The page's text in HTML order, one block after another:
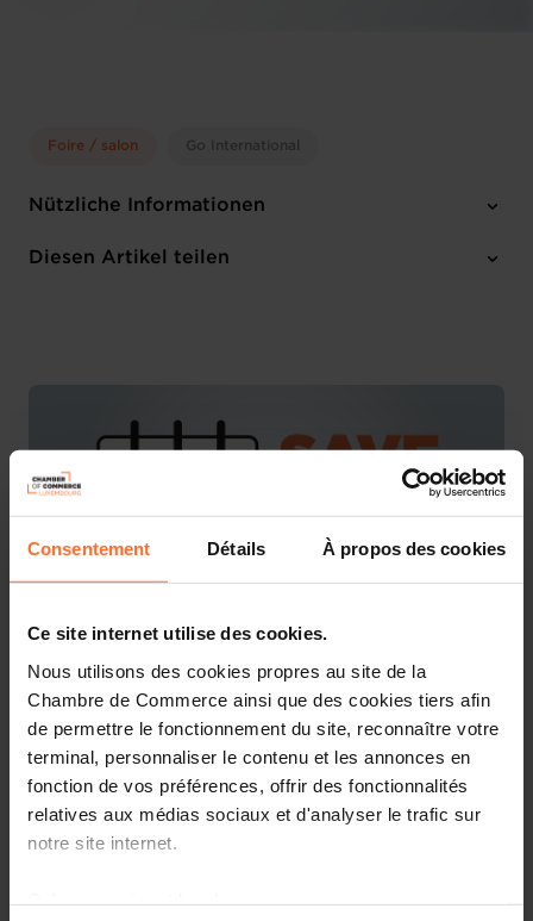
Consentement Détails À propos des cookies
Ce site internet utilise des cookies.
Nous utilisons des cookies propres au site de la
Chambre de Commerce ainsi que des cookies tiers afin
de permettre le fonctionnement du site, reconnaître votre
terminal, personnaliser le contenu et les annonces en
fonction de vos préférences, offrir des fonctionnalités
relatives aux médias sociaux et d'analyser le trafic sur
notre site internet.
Foire / salon Go International
Nützliche Informationen
Montag 6 Okt 2025
Diesen Artikel teilen
The Luxembourg Real Estate community is coming to
Luxembourg reception for Real Estate professionals will
offer guests peer networking around a cool beer and
finger food atAugustiner Stammhaus
The receptionis organised by